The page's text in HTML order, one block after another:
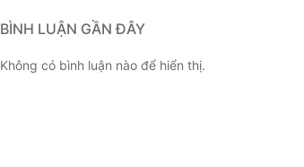
BÌNH LUẬN GẦN ĐÂY
Không có bình luận nào để hiển thị.